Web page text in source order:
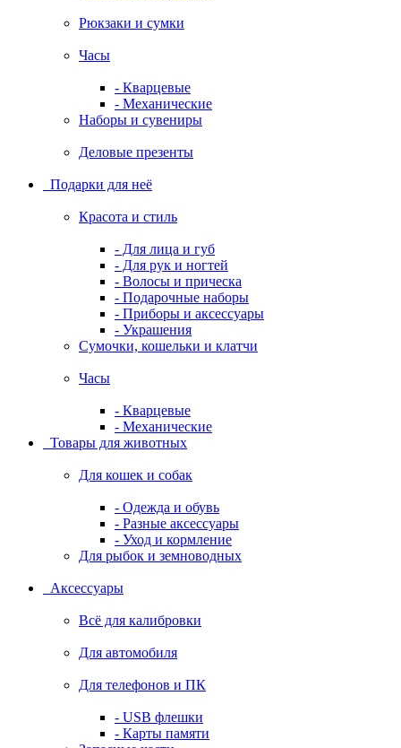
Рюкзаки и сумки
Часы
- Кварцевые
- Механические
Наборы и сувениры
Деловые презенты
Подарки для неё
Красота и стиль
- Для лица и губ
- Для рук и ногтей
- Волосы и прическа
- Подарочные наборы
- Приборы и аксессуары
- Украшения
Сумочки, кошельки и клатчи
Часы
- Кварцевые
- Механические
Товары для животных
Для кошек и собак
- Одежда и обувь
- Разные аксессуары
- Уход и кормление
Для рыбок и земноводных
Аксессуары
Всё для калибровки
Для автомобиля
Для телефонов и ПК
- USB флешки
- Карты памяти